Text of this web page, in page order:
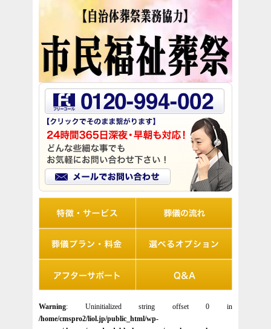
Warning: Uninitialized string offset 0 in
/home/cmspro2/liol.jp/public_html/wp-